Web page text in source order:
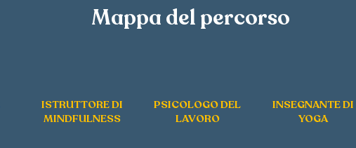
Mappa del percorso
ISTRUTTORE DI
MINDFULNESS
PSICOLOGO DEL
LAVORO
INSEGNANTE DI
YOGA